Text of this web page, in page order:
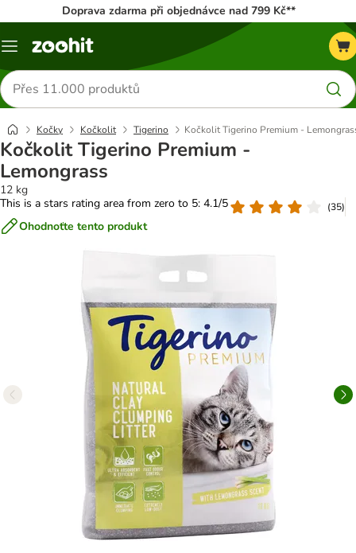
Doprava zdarma při objednávce nad 799 Kč**
Menu
Hledat
produkty
Kočky Kočkolit Tigerino Kočkolit Tigerino Premium -
Kočkolit Tigerino Premium -
Lemongrass
12 kg
This is a stars rating area from zero to 5: 4.1/5
(35)
Ohodnoťte tento produkt